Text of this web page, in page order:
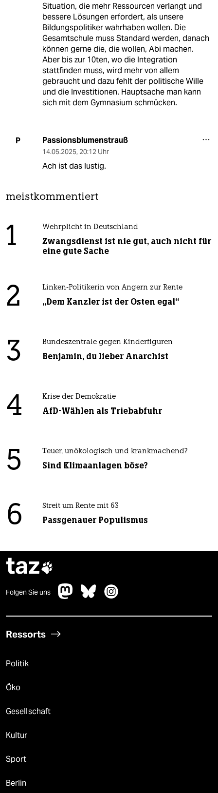
Situation, die mehr Ressourcen verlangt und
bessere Lösungen erfordert, als unsere
Bildungspolitiker wahrhaben wollen. Die
Gesamtschule muss Standard werden, danach
können gerne die, die wollen, Abi machen.
Aber bis zur 10ten, wo die Integration
stattfinden muss, wird mehr von allem
gebraucht und dazu fehlt der politische Wille
und die Investitionen. Hauptsache man kann
sich mit dem Gymnasium schmücken.
P Passionsblumenstrauß
14.05.2025, 20:12 Uhr
Ach ist das lustig.
meistkommentiert
1 Wehrplicht in Deutschland
Zwangsdienst ist nie gut, auch nicht für
eine gute Sache
2 Linken-Politikerin von Angern zur Rente
„Dem Kanzler ist der Osten egal“
3 Bundeszentrale gegen Kinderfiguren
Benjamin, du lieber Anarchist
4 Krise der Demokratie
AfD-Wählen als Triebabfuhr
5 Teuer, unökologisch und krankmachend?
Sind Klimaanlagen böse?
6 Streit um Rente mit 63
Passgenauer Populismus
taz
Folgen Sie uns
Ressorts
Politik
Öko
Gesellschaft
Kultur
Sport
Berlin